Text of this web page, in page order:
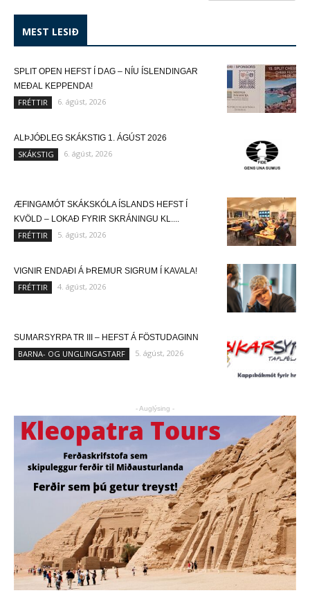
MEST LESIÐ
SPLIT OPEN HEFST Í DAG – NÍU ÍSLENDINGAR
MEÐAL KEPPENDA!
FRÉTTIR 6. ágúst, 2026
ALÞJÓÐLEG SKÁKSTIG 1. ÁGÚST 2026
SKÁKSTIG 6. ágúst, 2026
ÆFINGAMÓT SKÁKSKÓLA ÍSLANDS HEFST Í
KVÖLD – LOKAÐ FYRIR SKRÁNINGU KL....
FRÉTTIR 5. ágúst, 2026
VIGNIR ENDAÐI Á ÞREMUR SIGRUM Í KAVALA!
FRÉTTIR 4. ágúst, 2026
SUMARSYRPA TR III – HEFST Á FÖSTUDAGINN
BARNA- OG UNGLINGASTARF 5. ágúst, 2026
- Auglýsing -